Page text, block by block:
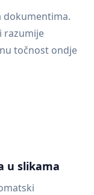
dokumentima.
razumije
točnost ondje
u slikama